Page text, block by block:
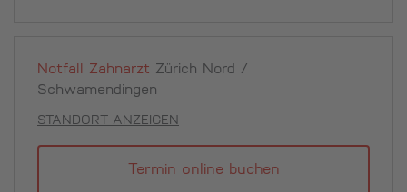
Notfall Zahnarzt Zürich Nord /
Schwamendingen
STANDORT ANZEIGEN
Termin online buchen